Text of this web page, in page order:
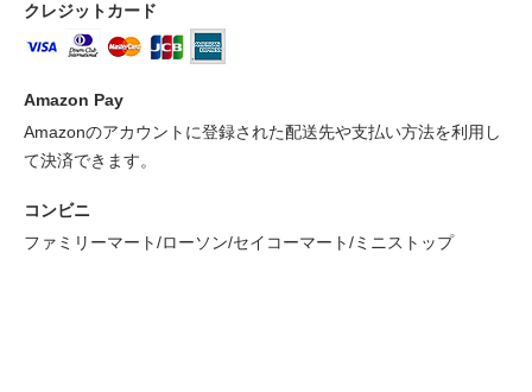
クレジットカード
Amazon Pay
Amazonのアカウントに登録された配送先や支払い方法を利用し
て決済できます。
コンビニ
ファミリーマート/ローソン/セイコーマート/ミニストップ